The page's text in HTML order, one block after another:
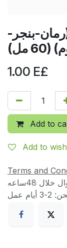
بنجر-
مل)
1.00 E£
Add to
Add to
Terms and
عمل